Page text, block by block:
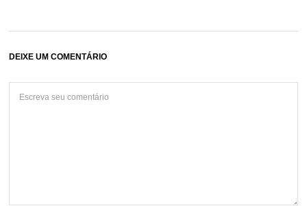
DEIXE UM COMENTÁRIO